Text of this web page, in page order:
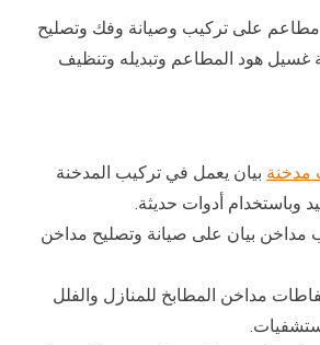
على تركيب وصيانة وفك وتصليح
هود المطاعم وتبديله وتنظيف
مدخنة بيان يعمل في تركيب المدخنة
وباستخدام أدوات حديثة.
مداخن بيان على صيانة وتصليح مداخن
مداخن المطابخ للمنازل والفلل